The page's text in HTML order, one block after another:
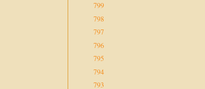
799
798
797
796
795
794
793